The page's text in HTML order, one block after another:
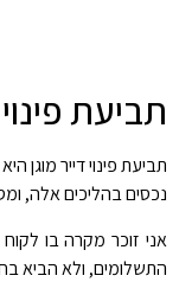
תביעת
תביעת פינוי דייר מוגן
נכסים בהליכים אלה,
אני זוכר מקרה בו
התשלומים, ולא הביא